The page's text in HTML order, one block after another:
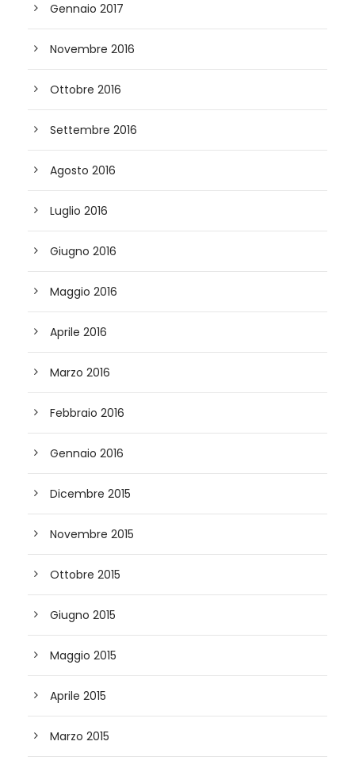
Gennaio 2017
Novembre 2016
Ottobre 2016
Settembre 2016
Agosto 2016
Luglio 2016
Giugno 2016
Maggio 2016
Aprile 2016
Marzo 2016
Febbraio 2016
Gennaio 2016
Dicembre 2015
Novembre 2015
Ottobre 2015
Giugno 2015
Maggio 2015
Aprile 2015
Marzo 2015